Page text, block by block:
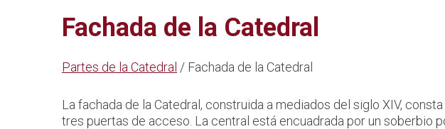
Fachada de la Catedral
Partes de la Catedral / Fachada de la Catedral
La fachada de la Catedral, construida a mediados del siglo XIV,
tres puertas de acceso. La central está encuadrada por un soberbio